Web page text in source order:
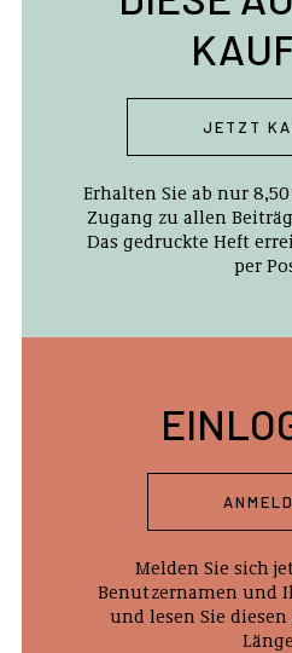
JETZT
Erhalten Sie ab nur
Zugang zu allen
Das gedruckte Heft
per
Melden Sie sich
Benutzernamen und
und lesen Sie